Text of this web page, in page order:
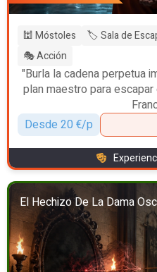
🕍 Móstoles 🏷️ Sala de
🎭 Acción
"Burla la cadena perpetua
plan maestro para
Desde 20 €/p
El Hechizo De La Dama